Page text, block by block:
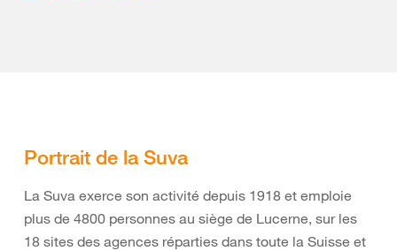
Portrait de la Suva
La Suva exerce son activité depuis 1918 et emploie
plus de 4800 personnes au siège de Lucerne, sur les
18 sites des agences réparties dans toute la Suisse et